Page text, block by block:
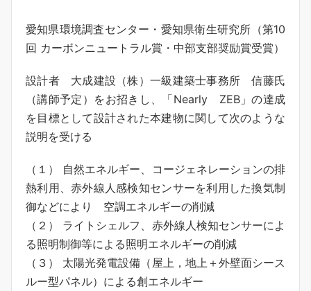
愛知県環境調査センター・愛知県衛生研究所（第10
回 カーボンニュートラル賞・中部支部奨励賞受賞）
設計者 大成建設（株）一級建築士事務所 信藤氏
（講師予定）をお招きし、「Nearly ZEB」の達成
を目標として設計された本建物に関して次のような
説明を受ける
（１） 自然エネルギー、コージェネレーションの排
熱利用、赤外線人感検知センサーを利用した換気制
御などにより 空調エネルギーの削減
（２） ライトシェルフ、赤外線人検知センサーによ
る照明制御等による照明エネルギーの削減
（３） 太陽光発電設備（屋上，地上＋外壁面シース
ルー型パネル）による創エネルギー